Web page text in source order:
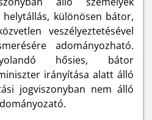
különösen bátor,
veszélyeztetésével
adományozható.
hősies, bátor
irányítása alatt álló
jogviszonyban nem álló